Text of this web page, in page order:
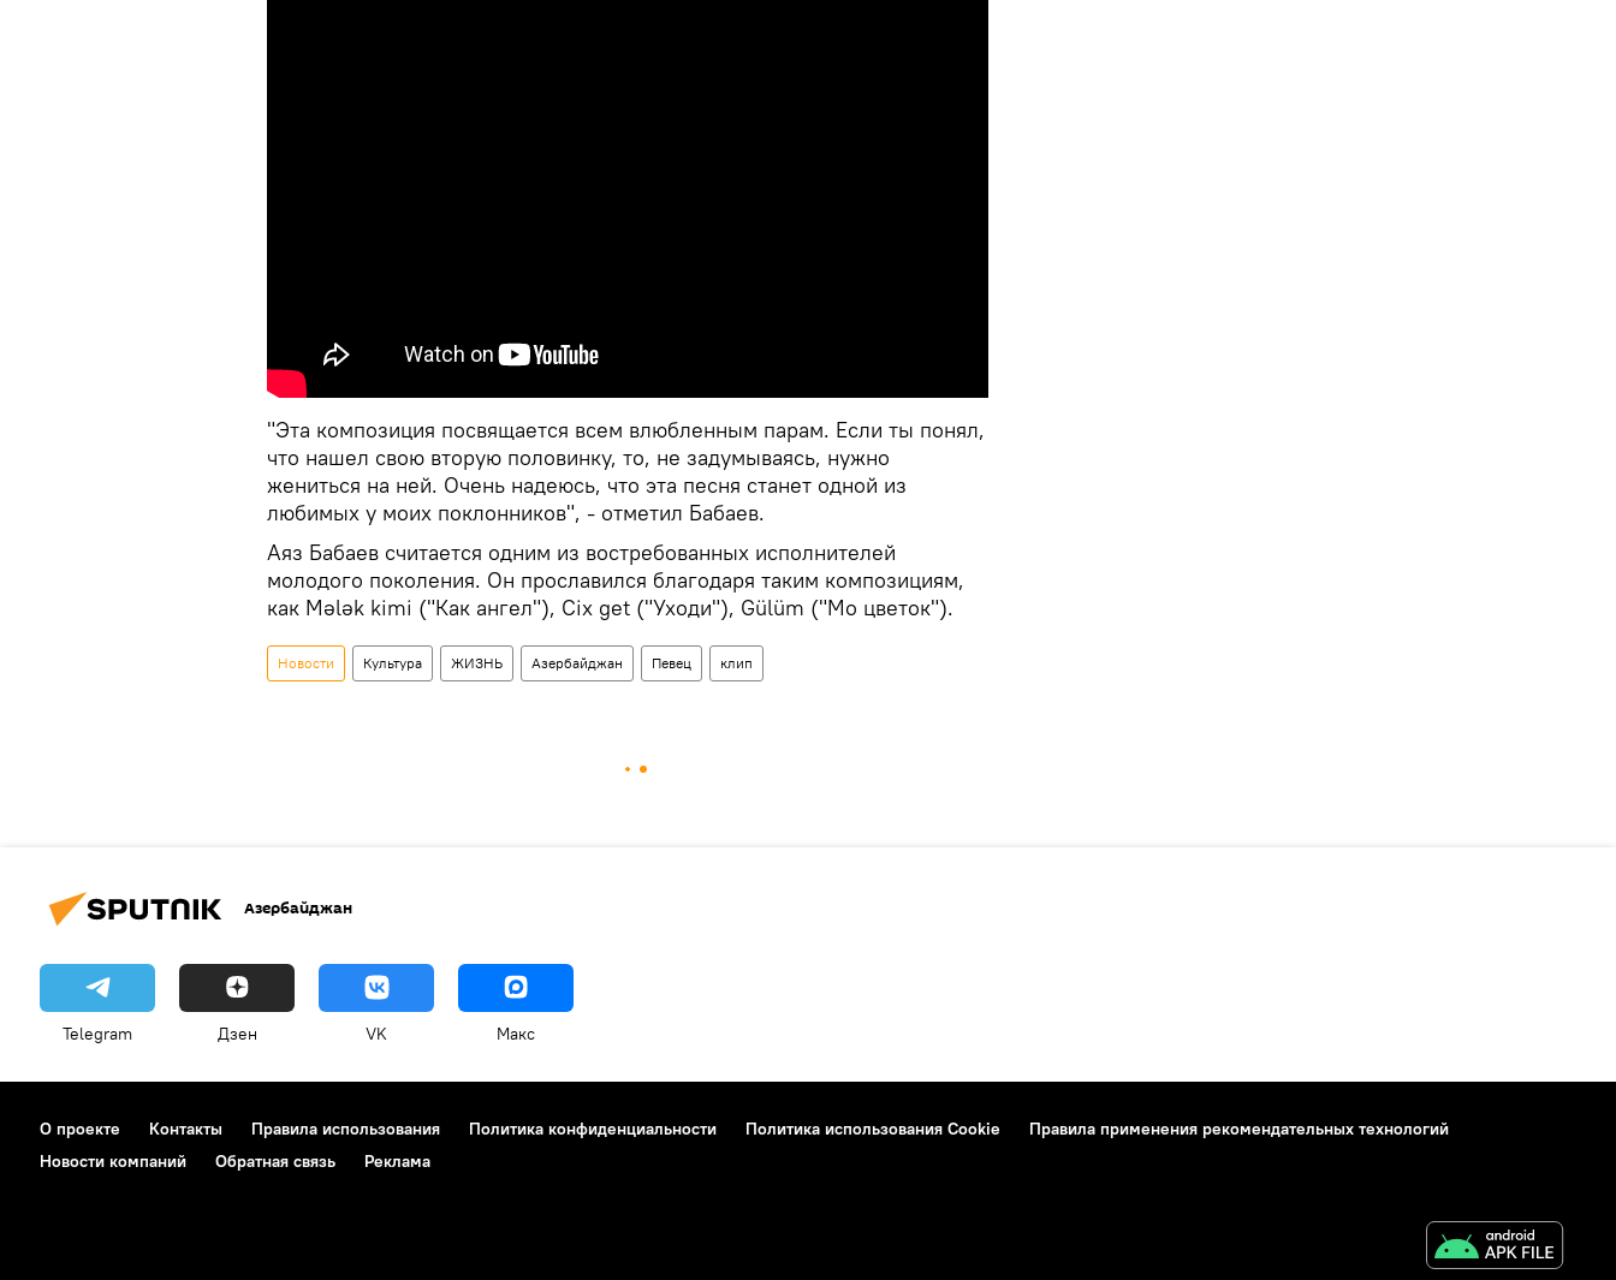
"Эта композиция посвящается всем влюбленным парам. Если ты понял,
что нашел свою вторую половинку, то, не задумываясь, нужно
жениться на ней. Очень надеюсь, что эта песня станет одной из
любимых у моих поклонников", - отметил Бабаев.
Аяз Бабаев считается одним из востребованных исполнителей
молодого поколения. Он прославился благодаря таким композициям,
как Mələk kimi ("Как ангел"), Cix get ("Уходи"), Gülüm ("Мо цветок").
Новости Культура ЖИЗНЬ Азербайджан Певец клип
Азербайджан
Telegram Дзен VK Макс
О проекте Контакты Правила использования Политика конфиденциальности Политика использования Cookie
Правила применения рекомендательных технологий
Новости компаний
Обратная связь Реклама